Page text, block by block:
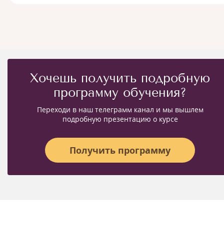
Хочешь получить подробную
программу обучения?
Переходи в наш телеграмм канал и мы вышлем
подробную презентацию о курсе
Получить программу